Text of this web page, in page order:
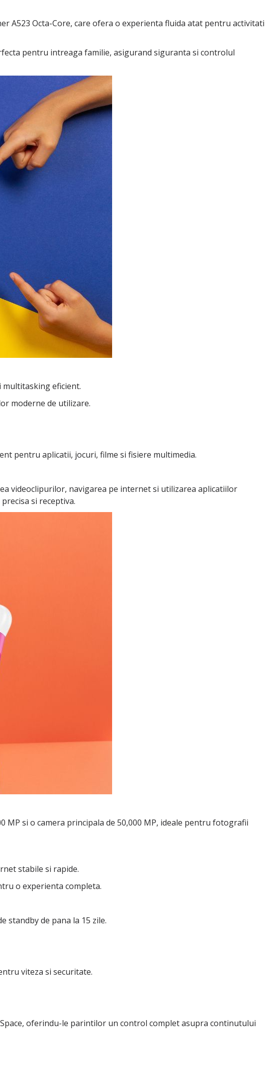
A523 Octa-Core, care ofera o experienta fluida atat pentru activitati
pentru intreaga familie, asigurand siguranta si controlul
eficient.
moderne de utilizare.
pentru aplicatii, jocuri, filme si fisiere multimedia.
videoclipurilor, navigarea pe internet si utilizarea aplicatiilor
si receptiva.
MP si o camera principala de 50,000 MP, ideale pentru fotografii
stabile si rapide.
o experienta completa.
standby de pana la 15 zile.
viteza si securitate.
oferindu-le parintilor un control complet asupra continutului